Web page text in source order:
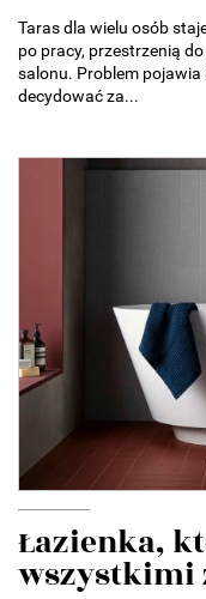
Taras dla wielu osób
po pracy, przestrzenią
salonu. Problem pojawia
decydować za...
Łazienka,
wszystkimi